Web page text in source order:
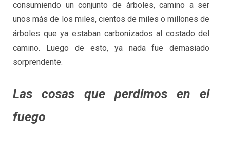
consumiendo un conjunto de árboles, camino a ser
unos más de los miles, cientos de miles o millones de
árboles que ya estaban carbonizados al costado del
camino. Luego de esto, ya nada fue demasiado
sorprendente.
Las cosas que perdimos en el
fuego